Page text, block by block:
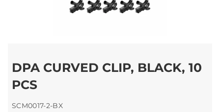
DPA CURVED CLIP, BLACK, 10
PCS
SCM0017-2-BX